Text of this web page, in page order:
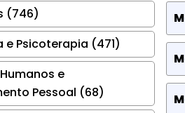
(746)
e Psicoterapia (471)
e
Pessoal (68)